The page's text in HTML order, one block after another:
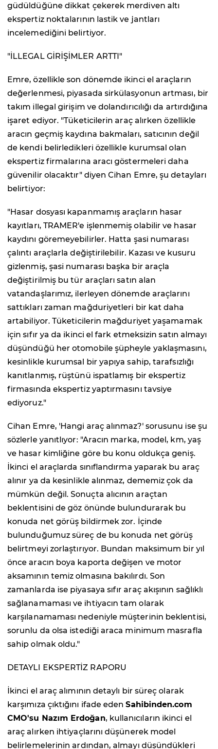
güdüldüğüne dikkat çekerek merdiven altı
ekspertiz noktalarının lastik ve jantları
incelemediğini belirtiyor.
"İLLEGAL GİRİŞİMLER ARTTI"
Emre, özellikle son dönemde ikinci el araçların
değerlenmesi, piyasada sirkülasyonun artması, bir
takım illegal girişim ve dolandırıcılığı da artırdığına
işaret ediyor. "Tüketicilerin araç alırken özellikle
aracın geçmiş kaydına bakmaları, satıcının değil
de kendi belirledikleri özellikle kurumsal olan
ekspertiz firmalarına aracı göstermeleri daha
güvenilir olacaktır" diyen Cihan Emre, şu detayları
belirtiyor:
"Hasar dosyası kapanmamış araçların hasar
kayıtları, TRAMER'e işlenmemiş olabilir ve hasar
kaydını göremeyebilirler. Hatta şasi numarası
çalıntı araçlarla değiştirilebilir. Kazası ve kusuru
gizlenmiş, şasi numarası başka bir araçla
değiştirilmiş bu tür araçları satın alan
vatandaşlarımız, ilerleyen dönemde araçlarını
sattıkları zaman mağduriyetleri bir kat daha
artabiliyor. Tüketicilerin mağduriyet yaşamamak
için sıfır ya da ikinci el fark etmeksizin satın almayı
düşündüğü her otomobile şüpheyle yaklaşmasını,
kesinlikle kurumsal bir yapıya sahip, tarafsızlığı
kanıtlanmış, rüştünü ispatlamış bir ekspertiz
firmasında ekspertiz yaptırmasını tavsiye
ediyoruz."
Cihan Emre, 'Hangi araç alınmaz?' sorusunu ise şu
sözlerle yanıtlıyor: "Aracın marka, model, km, yaş
ve hasar kimliğine göre bu konu oldukça geniş.
İkinci el araçlarda sınıflandırma yaparak bu araç
alınır ya da kesinlikle alınmaz, dememiz çok da
mümkün değil. Sonuçta alıcının araçtan
beklentisini de göz önünde bulundurarak bu
konuda net görüş bildirmek zor. İçinde
bulunduğumuz süreç de bu konuda net görüş
belirtmeyi zorlaştırıyor. Bundan maksimum bir yıl
önce aracın boya kaporta değişen ve motor
aksamının temiz olmasına bakılırdı. Son
zamanlarda ise piyasaya sıfır araç akışının sağlıklı
sağlanamaması ve ihtiyacın tam olarak
karşılanamaması nedeniyle müşterinin beklentisi,
sorunlu da olsa istediği araca minimum masrafla
sahip olmak oldu."
DETAYLI EKSPERTİZ RAPORU
İkinci el araç alımının detaylı bir süreç olarak
karşımıza çıktığını ifade edenSahibinden.com
CMO'su Nazım Erdoğan, kullanıcıların ikinci el
araç alırken ihtiyaçlarını düşünerek model
belirlemelerinin ardından, almayı düşündükleri